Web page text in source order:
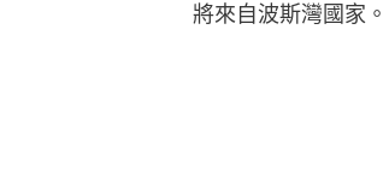
將來自波斯灣國家。